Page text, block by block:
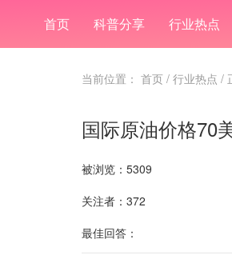
首页 科普分享 行业热点
当前位置： 首页 / 行业热点 /
国际原油价格70
被浏览：5309
关注者：372
最佳回答：